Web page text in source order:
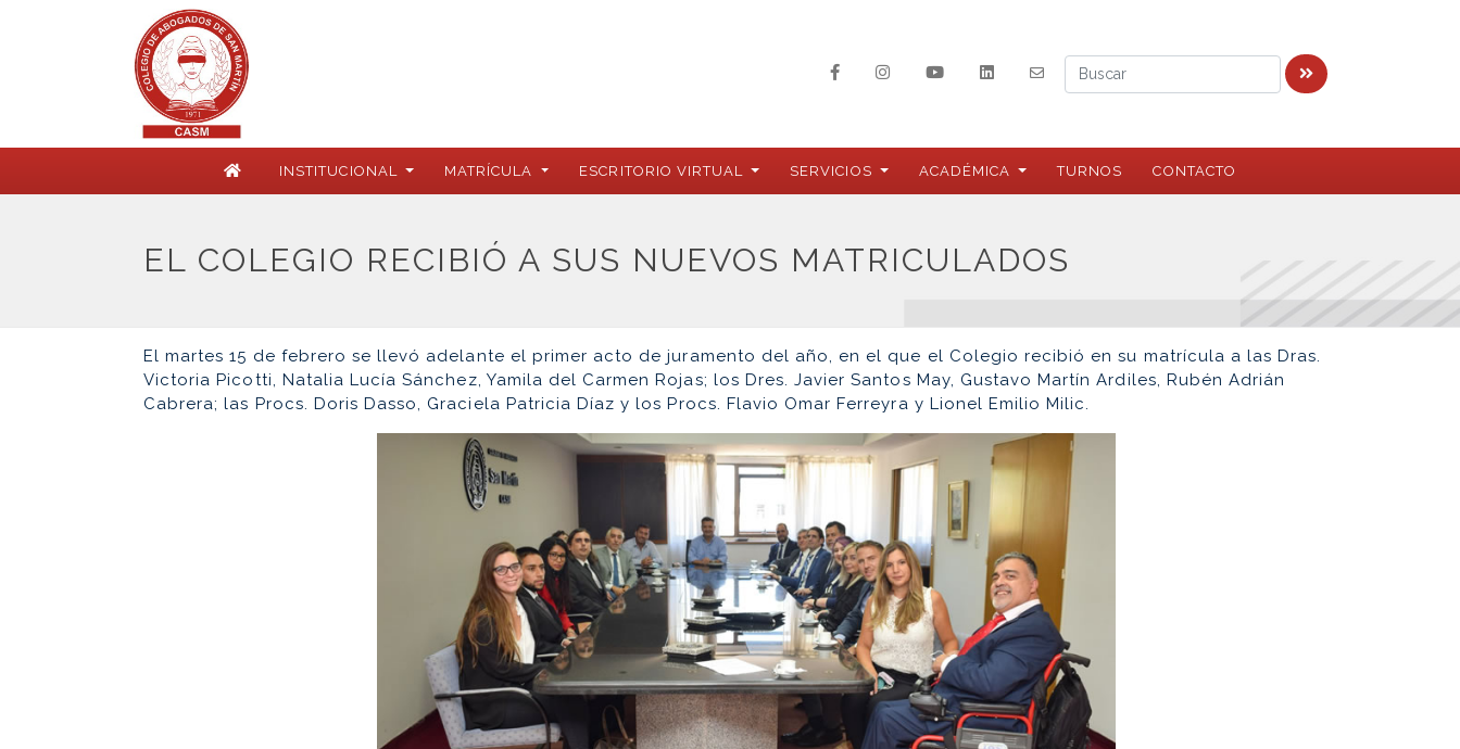
INSTITUCIONAL MATRÍCULA ESCRITORIO VIRTUAL SERVICIOS ACADÉMICA TURNOS CONTACTO
EL COLEGIO RECIBIÓ A SUS NUEVOS MATRICULADOS
El martes 15 de febrero se llevó adelante el primer acto de juramento del año, en el que el Colegio recibió en su matrícula a las Dras.
Victoria Picotti, Natalia Lucía Sánchez, Yamila del Carmen Rojas; los Dres. Javier Santos May, Gustavo Martín Ardiles, Rubén Adrián
Cabrera; las Procs. Doris Dasso, Graciela Patricia Díaz y los Procs. Flavio Omar Ferreyra y Lionel Emilio Milic.